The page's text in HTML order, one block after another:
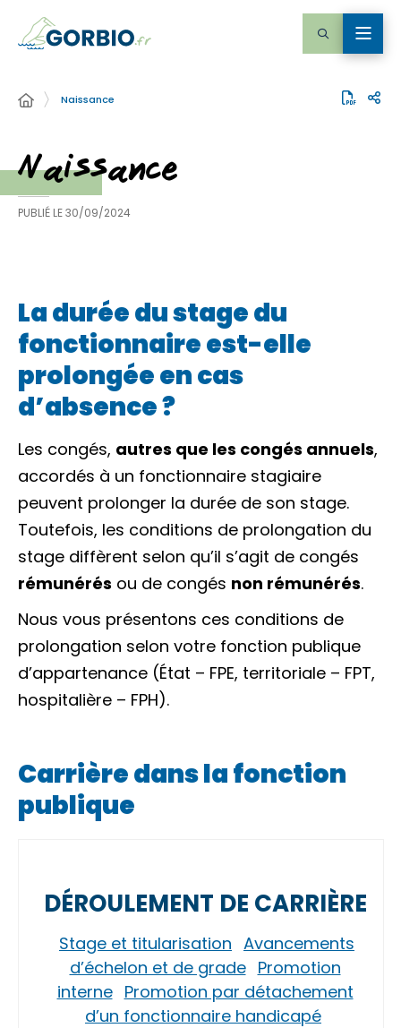
Naissance
Naissance
PUBLIÉ LE30/09/2024
La durée du stage du
fonctionnaire est-elle
prolongée en cas
d’absence ?
Les congés, autres que les congés annuels,
accordés à un fonctionnaire stagiaire
peuvent prolonger la durée de son stage.
Toutefois, les conditions de prolongation du
stage diffèrent selon qu’il s’agit de congés
rémunérés ou de congés non rémunérés.
Nous vous présentons ces conditions de
prolongation selon votre fonction publique
d’appartenance (État – FPE, territoriale – FPT,
hospitalière – FPH).
Carrière dans la fonction
publique
DÉROULEMENT DE CARRIÈRE
Stage et titularisation Avancements
d’échelon et de grade Promotion
interne Promotion par détachement
d’un fonctionnaire handicapé